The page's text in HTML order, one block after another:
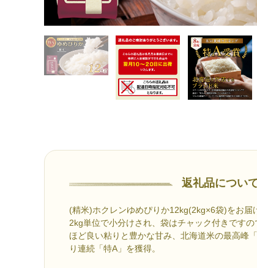
返礼品につい
(精米)ホクレンゆめぴりか12kg(2kg×6袋)をお届
2kg単位で小分けされ、袋はチャック付きですの
ほど良い粘りと豊かな甘み、北海道米の最高峰
り連続「特A」を獲得。